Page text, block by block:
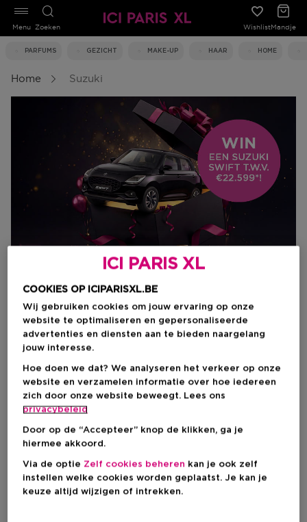
Zoeken WishlistMandje
PARFUMS GEZICHT MAKE-UP HAAR HOME
Menu
Home Suzuki
NEEM DEEL AAN ONZE EXCLUSIEVE
SUZUKI WEDSTRIJD
EN MAAK KANS OP EEN SUZUKI
SWIFT!
HOE GAAT HET IN ZIJN WERK:
1. Shop je favoriete beauty producten bij ICI
PARIS XL, in de parfumerie of online.
2. Ontvang bij elke aankoop een unieke
Suzuki voucher (tot zolang de voorraad
strekt).
3. Vul je unieke code in, beantwoord de
schiftingsvraag en maak kans op een
ICI PARIS XL
COOKIES OP ICIPARISXL.BE
Wij gebruiken cookies om jouw ervaring op onze
website te optimaliseren en gepersonaliseerde
advertenties en diensten aan te bieden naargelang
jouw interesse.
Hoe doen we dat? We analyseren het verkeer op onze
website en verzamelen informatie over hoe iedereen
zich door onze website beweegt. Lees ons
privacybeleid
Door op de “Accepteer” knop de klikken, ga je
hiermee akkoord.
Via de optie Zelf cookies beheren kan je ook zelf
instellen welke cookies worden geplaatst. Je kan je
keuze altijd wijzigen of intrekken.